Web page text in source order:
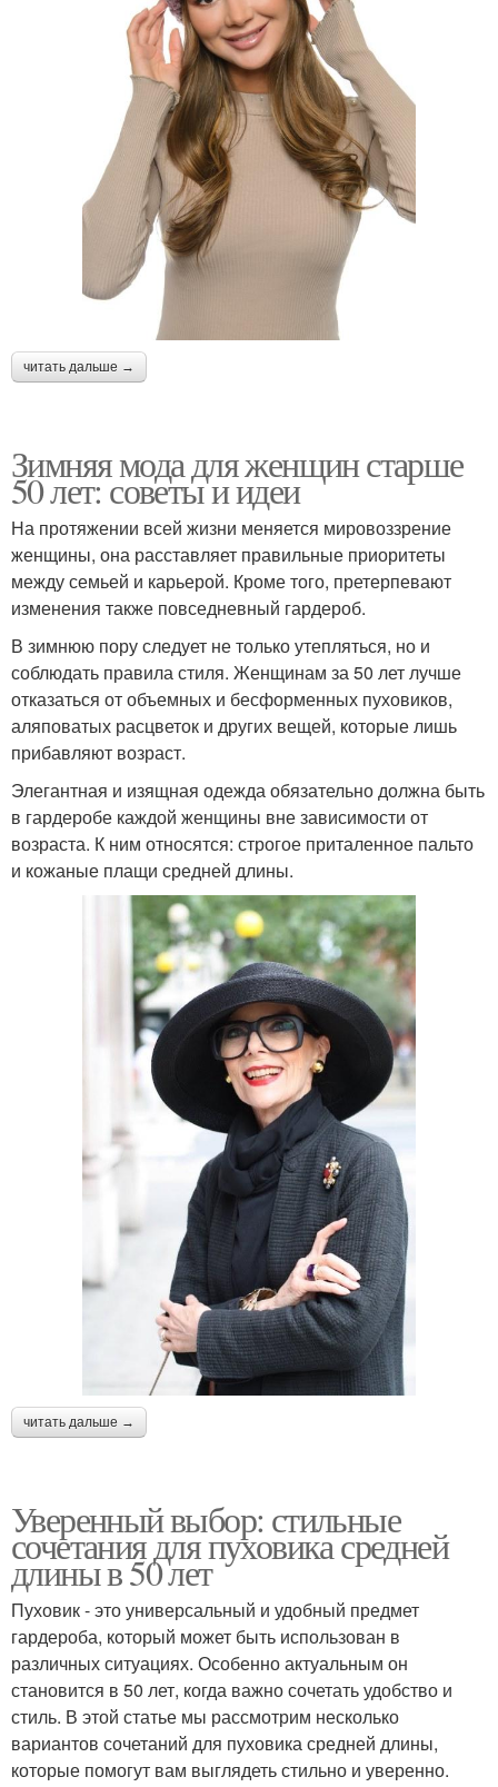
читать дальше →
Зимняя мода для женщин старше
50 лет: советы и идеи
На протяжении всей жизни меняется мировоззрение
женщины, она расставляет правильные приоритеты
между семьей и карьерой. Кроме того, претерпевают
изменения также повседневный гардероб.
В зимнюю пору следует не только утепляться, но и
соблюдать правила стиля. Женщинам за 50 лет лучше
отказаться от объемных и бесформенных пуховиков,
аляповатых расцветок и других вещей, которые лишь
прибавляют возраст.
Элегантная и изящная одежда обязательно должна быть
в гардеробе каждой женщины вне зависимости от
возраста. К ним относятся: строгое приталенное пальто
и кожаные плащи средней длины.
читать дальше →
Уверенный выбор: стильные
сочетания для пуховика средней
длины в 50 лет
Пуховик - это универсальный и удобный предмет
гардероба, который может быть использован в
различных ситуациях. Особенно актуальным он
становится в 50 лет, когда важно сочетать удобство и
стиль. В этой статье мы рассмотрим несколько
вариантов сочетаний для пуховика средней длины,
которые помогут вам выглядеть стильно и уверенно.